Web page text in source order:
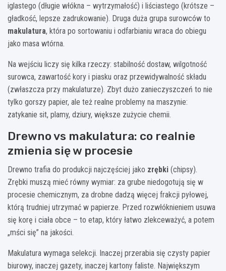
iglastego (długie włókna – wytrzymałość) i liściastego (krótsze –
gładkość, lepsze zadrukowanie). Druga duża grupa surowców to
makulatura, która po sortowaniu i odfarbianiu wraca do obiegu
jako masa wtórna.
Na wejściu liczy się kilka rzeczy: stabilność dostaw, wilgotność
surowca, zawartość kory i piasku oraz przewidywalność składu
(zwłaszcza przy makulaturze). Zbyt dużo zanieczyszczeń to nie
tylko gorszy papier, ale też realne problemy na maszynie:
zatykanie sit, plamy, dziury, większe zużycie chemii.
Drewno vs makulatura: co realnie
zmienia się w procesie
Drewno trafia do produkcji najczęściej jako zrębki (chipsy).
Zrębki muszą mieć równy wymiar: za grube niedogotują się w
procesie chemicznym, za drobne dadzą więcej frakcji pyłowej,
którą trudniej utrzymać w papierze. Przed rozwłóknieniem usuwa
się korę i ciała obce – to etap, który łatwo zlekceważyć, a potem
„mści się” na jakości.
Makulatura wymaga selekcji. Inaczej przerabia się czysty papier
biurowy, inaczej gazety, inaczej kartony faliste. Największym